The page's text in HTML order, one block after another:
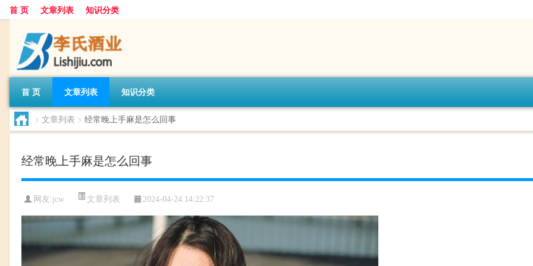
首 页 文章列表 知识分类
首 页 文章列表 知识分类
> 文章列表 > 经常晚上手麻是怎么回事
经常晚上手麻是怎么回事
网友:jcw 文章列表 2024-04-24 14:22:37